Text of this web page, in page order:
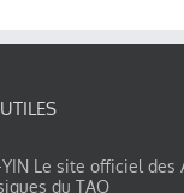
YIN Le site officiel des
du TAO